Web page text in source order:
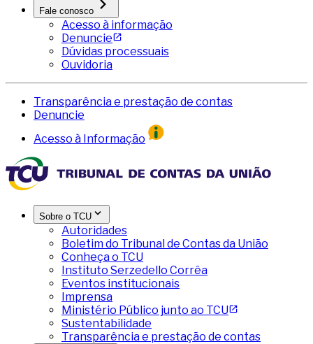
Fale conosco
Acesso à informação
Denuncie
Dúvidas processuais
Ouvidoria
Transparência e prestação de contas
Denuncie
Acesso à Informação
Sobre o TCU
Autoridades
Boletim do Tribunal de Contas da União
Conheça o TCU
Instituto Serzedello Corrêa
Eventos institucionais
Imprensa
Ministério Público junto ao TCU
Sustentabilidade
Transparência e prestação de contas